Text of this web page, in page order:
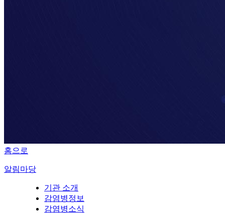
홈으로
알림마당
기관 소개
감염병정보
감염병소식